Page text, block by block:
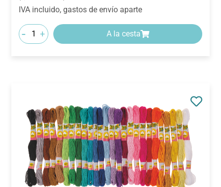
IVA incluido, gastos de envío aparte
- + A la cesta